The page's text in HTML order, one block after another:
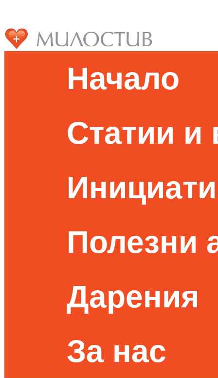
Начало
Статии и
Полезни
Дарения
За нас